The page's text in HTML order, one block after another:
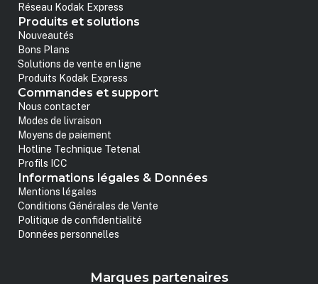
Réseau Kodak Express
Produits et solutions
Nouveautés
Bons Plans
Solutions de vente en ligne
Produits Kodak Express
Commandes et support
Nous contacter
Modes de livraison
Moyens de paiement
Hotline Technique Tetenal
Profils ICC
Informations légales & Données
Mentions légales
Conditions Générales de Vente
Politique de confidentialité
Données personnelles
Marques partenaires